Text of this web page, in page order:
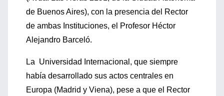
de Buenos Aires), con la presencia del Rector
de ambas Instituciones, el Profesor Héctor
Alejandro Barceló.
La Universidad Internacional, que siempre
había desarrollado sus actos centrales en
Europa (Madrid y Viena), pese a que el Rector